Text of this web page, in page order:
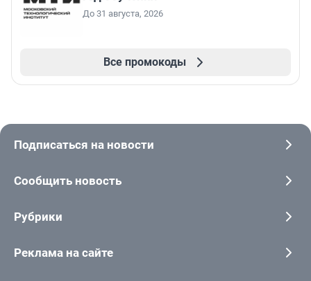
До 31 августа, 2026
Все промокоды
Подписаться на новости
Сообщить новость
Рубрики
Реклама на сайте